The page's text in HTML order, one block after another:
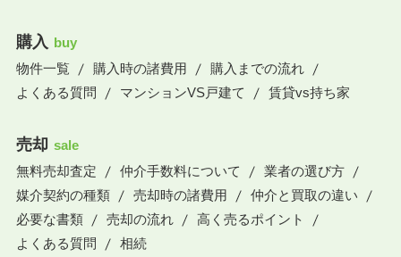
購入 buy
物件一覧
購入時の諸費用
購入までの流れ
よくある質問
マンションVS戸建て 賃貸vs持ち家
売却 sale
無料売却査定
仲介手数料について
業者の選び方
媒介契約の種類
売却時の諸費用
仲介と買取の違い
必要な書類
売却の流れ
高く売るポイント
よくある質問
相続